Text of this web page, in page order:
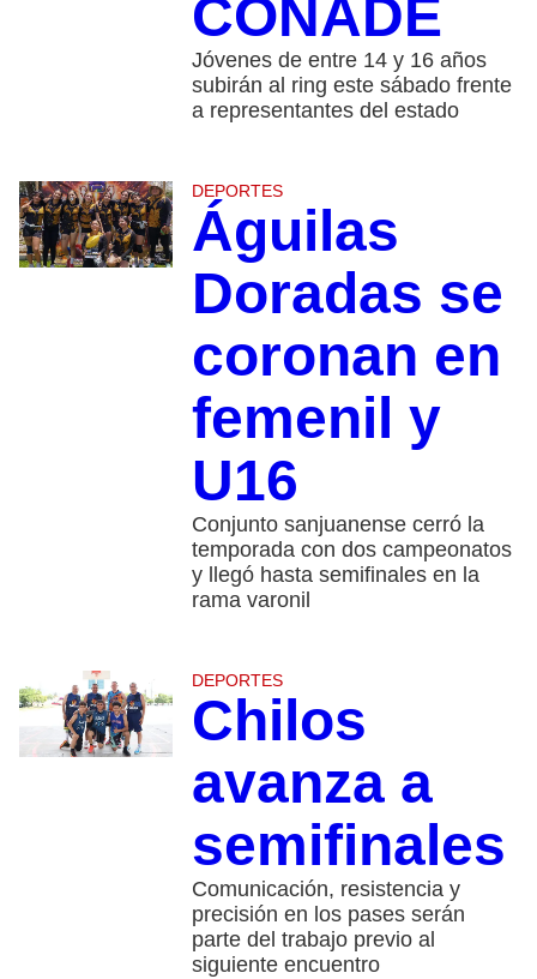
CONADE
Jóvenes de entre 14 y 16 años
subirán al ring este sábado frente
a representantes del estado
DEPORTES
Águilas
Doradas se
coronan en
femenil y
U16
Conjunto sanjuanense cerró la
temporada con dos campeonatos
y llegó hasta semifinales en la
rama varonil
DEPORTES
Chilos
avanza a
semifinales
Comunicación, resistencia y
precisión en los pases serán
parte del trabajo previo al
siguiente encuentro